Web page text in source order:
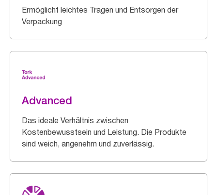
Ermöglicht leichtes Tragen und Entsorgen der
Verpackung
Advanced
Das ideale Verhältnis zwischen
Kostenbewusstsein und Leistung. Die Produkte
sind weich, angenehm und zuverlässig.